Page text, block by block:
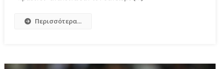
Περισσότερα...